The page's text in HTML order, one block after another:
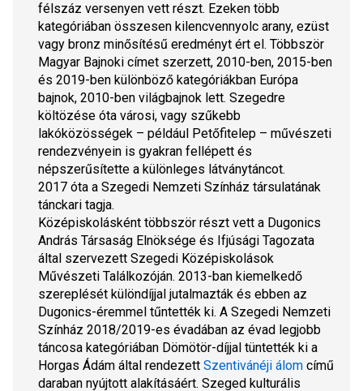
félszáz versenyen vett részt. Ezeken több
kategóriában összesen kilencvennyolc arany, ezüst
vagy bronz minősítésű eredményt ért el. Többször
Magyar Bajnoki címet szerzett, 2010-ben, 2015-ben
és 2019-ben különböző kategóriákban Európa
bajnok, 2010-ben világbajnok lett. Szegedre
költözése óta városi, vagy szűkebb
lakóközösségek – például Petőfitelep – művészeti
rendezvényein is gyakran fellépett és
népszerűsítette a különleges látványtáncot.
2017 óta a Szegedi Nemzeti Színház társulatának
tánckari tagja.
Középiskolásként többször részt vett a Dugonics
András Társaság Elnöksége és Ifjúsági Tagozata
által szervezett Szegedi Középiskolások
Művészeti Találkozóján. 2013-ban kiemelkedő
szereplését különdíjjal jutalmazták és ebben az
Dugonics-éremmel tűntették ki. A Szegedi Nemzeti
Színház 2018/2019-es évadában az évad legjobb
táncosa kategóriában Dömötör-díjjal tüntették ki a
Horgas Ádám által rendezett Szentivánéji álom című
daraban nyújtott alakításáért. Szeged kulturális